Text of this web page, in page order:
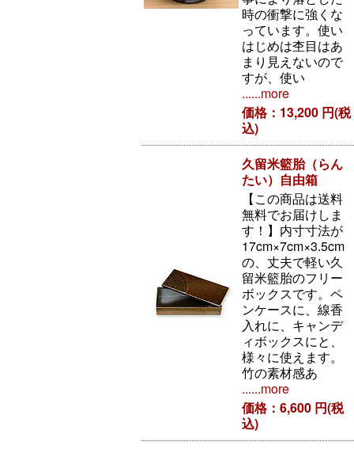
時の衝撃に強くな
っています。使い
はじめは杢目はあ
まり見えないので
すが、使い
......more
価格：13,200 円(税
込)
久留米籃胎（らん
たい）自由箱
【この商品は送料
無料でお届けしま
す！】内寸寸法が
17cm×7cm×3.5cm
の、丈夫で軽い久
留米籃胎のフリー
ボックスです。ペ
ンケースに、線香
入れに、キャンデ
ィボックスにと、
様々に使えます。
竹の素材感あ
......more
価格：6,600 円(税
込)